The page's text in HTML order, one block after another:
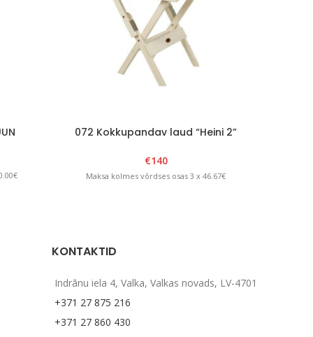
072 Kokkupandav laud “Heini 2”
€140
Maksa kolmes võrdses osas 3 x 46.67€
KONTAKTID
Indrānu iela 4, Valka, Valkas novads, LV-4701
+371 27 875 216
+371 27 860 430